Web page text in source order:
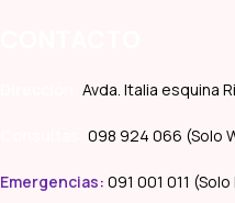
Avda. Italia esquina
098 924 066 (Solo
Emergencias: 091 001 011